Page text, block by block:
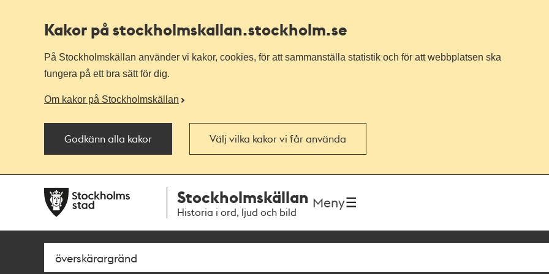
Kakor på stockholmskallan.stockholm.se
På Stockholmskällan använder vi kakor, cookies, för att sammanställa statistik och för att webbplatsen ska
fungera på ett bra sätt för dig.
Om kakor på Stockholmskällan
Godkänn alla kakor Välj vilka kakor vi får använda
navigationen
huvudinnehållet
Stockholmskällan
Historia i ord, ljud och bild
Meny
Sök